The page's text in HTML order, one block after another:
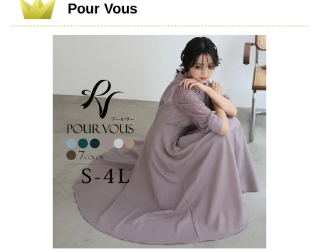
Pour Vous